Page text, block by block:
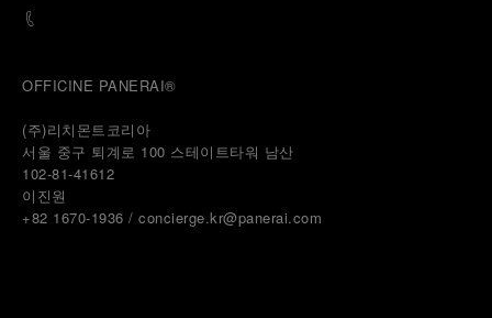
OFFICINE PANERAI®
(주)리치몬트코리아
서울 중구 퇴계로 100 스테이트타워 남산
102-81-41612
이진원
+82 1670-1936 / concierge.kr@panerai.com